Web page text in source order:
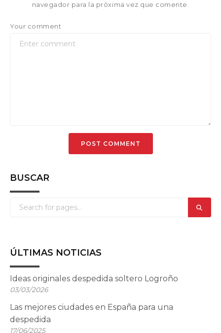
navegador para la próxima vez que comente.
Your comment
BUSCAR
ÚLTIMAS NOTICIAS
Ideas originales despedida soltero Logroño
03/03/2026
Las mejores ciudades en España para una
despedida
17/06/2025